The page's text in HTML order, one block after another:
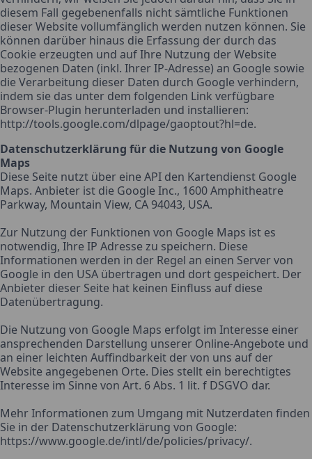
diesem Fall gegebenenfalls nicht sämtliche Funktionen
dieser Website vollumfänglich werden nutzen können. Sie
können darüber hinaus die Erfassung der durch das
Cookie erzeugten und auf Ihre Nutzung der Website
bezogenen Daten (inkl. Ihrer IP-Adresse) an Google sowie
die Verarbeitung dieser Daten durch Google verhindern,
indem sie das unter dem folgenden Link verfügbare
Browser-Plugin herunterladen und installieren:
http://tools.google.com/dlpage/gaoptout?hl=de.
Datenschutzerklärung für die Nutzung von Google
Maps
Diese Seite nutzt über eine API den Kartendienst Google
Maps. Anbieter ist die Google Inc., 1600 Amphitheatre
Parkway, Mountain View, CA 94043, USA.
Zur Nutzung der Funktionen von Google Maps ist es
notwendig, Ihre IP Adresse zu speichern. Diese
Informationen werden in der Regel an einen Server von
Google in den USA übertragen und dort gespeichert. Der
Anbieter dieser Seite hat keinen Einfluss auf diese
Datenübertragung.
Die Nutzung von Google Maps erfolgt im Interesse einer
ansprechenden Darstellung unserer Online-Angebote und
an einer leichten Auffindbarkeit der von uns auf der
Website angegebenen Orte. Dies stellt ein berechtigtes
Interesse im Sinne von Art. 6 Abs. 1 lit. f DSGVO dar.
Mehr Informationen zum Umgang mit Nutzerdaten finden
Sie in der Datenschutzerklärung von Google:
https://www.google.de/intl/de/policies/privacy/.